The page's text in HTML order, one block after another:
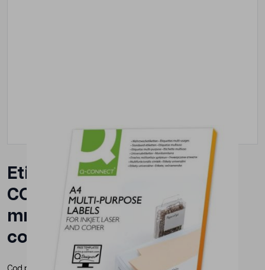
Etichete autoadezive Q-
CONNECT 33/A4,70 x 25.4
mm, albe, pretaiate, 100
coli/top